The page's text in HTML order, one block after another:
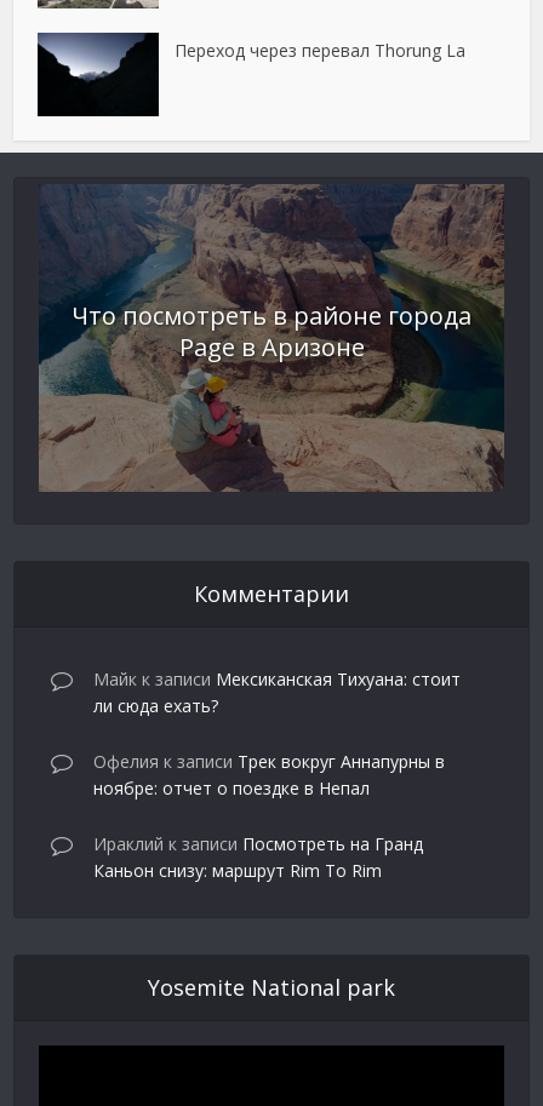
Переход через перевал Thorung La
Что посмотреть в районе города
Page в Аризоне
Комментарии
Майк к записи Мексиканская Тихуана: стоит
ли сюда ехать?
Офелия к записи Трек вокруг Аннапурны в
ноябре: отчет о поездке в Непал
Ираклий к записи Посмотреть на Гранд
Каньон снизу: маршрут Rim To Rim
Yosemite National park